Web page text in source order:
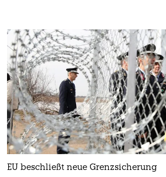
EU beschließt neue Grenzsicherung